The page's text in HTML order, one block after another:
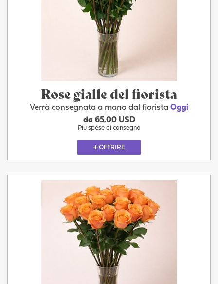
Rose gialle del fiorista
Verrà consegnata a mano dal fiorista Oggi
da 65.00 USD
Più spese di consegna
OFFRIRE